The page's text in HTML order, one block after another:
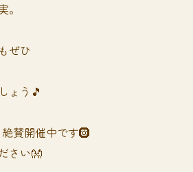
ぜひ
ょう🎵
賛開催中です🛞
さい👐